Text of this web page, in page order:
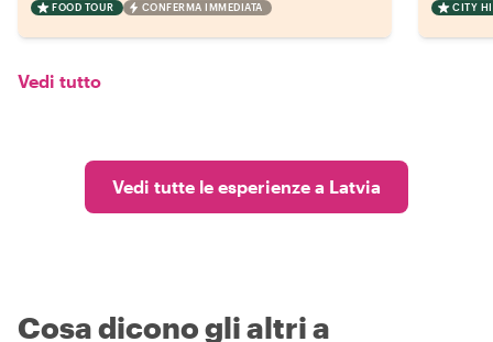
FOOD TOUR CONFERMA IMMEDIATA CITY
Vedi tutto
Vedi tutte le esperienze a Latvia
Cosa dicono gli altri a